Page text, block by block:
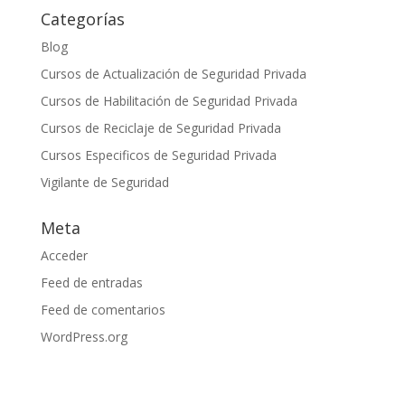
Categorías
Blog
Cursos de Actualización de Seguridad Privada
Cursos de Habilitación de Seguridad Privada
Cursos de Reciclaje de Seguridad Privada
Cursos Especificos de Seguridad Privada
Vigilante de Seguridad
Meta
Acceder
Feed de entradas
Feed de comentarios
WordPress.org